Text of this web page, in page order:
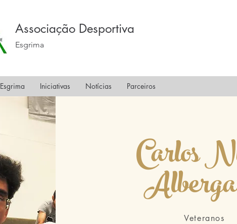
Associação Desportiva
Esgrima
Esgrima Iniciativas Notícias Parceiros
Carlos
Veteranos